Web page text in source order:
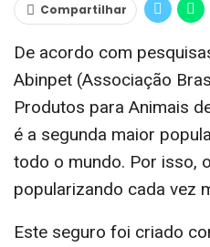
Compartilhar
De acordo com
Abinpet (Associação
Produtos para Animais
é a segunda maior
todo o mundo. Por isso, o
popularizando cada vez
Este seguro foi criado